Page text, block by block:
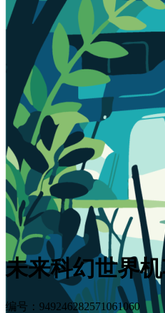
未来科幻世界
编号：949246282571061060